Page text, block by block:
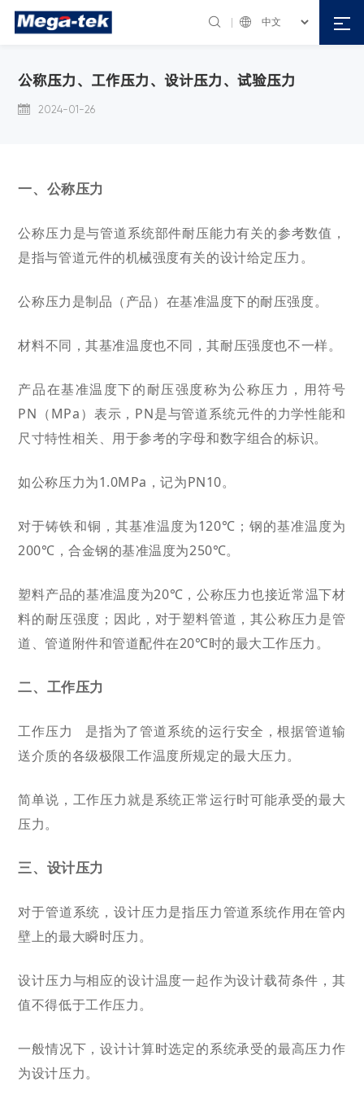
 
公称压力、工作压力、设计压力、试验压力
 2024-01-26
一、 公称压力
公称压力是与管道系统部件耐压能力有关的参考数值，
是指与管道元件的机械强度有关的设计给定压力。
公称压力是制品（产品）在基准温度下的耐压强度。
材料不同，其基准温度也不同，其耐压强度也不一样。
产品在基准温度下的耐压强度称为公称压力，用符号
PN （MPa） 表示，PN是与管道系统元件的力学性能和
尺寸特性相关、用于参考的字母和数字组合的标识。
如公称压力为1.0MPa，记为PN10。
对于铸铁和铜，其基准温度为120℃；钢的基准温度为
200℃，合金钢的基准温度为250℃。
塑料产品的基准温度为20℃，公称压力也接近常温下材
料的耐压强度；因此， 对于塑料管道，其公称压力是管
道、管道附件和管道配件在20℃时的最大工作压力。
二、 工作压力
工作压力 是指为了管道系统的运行安全，根据管道输
送介质的各级极限工作温度所规定的最大压力。
简单说，工作压力就是系统正常运行时可能承受的最大
压力。
三、设计压力
对于管道系统，设计压力是指压力管道系统作用在管内
壁上的最大瞬时压力。
设计压力与相应的设计温度一起作为设计载荷条件，其
值不得低于工作压力。
一般情况下，设计计算时选定的系统承受的最高压力作
为设计压力。